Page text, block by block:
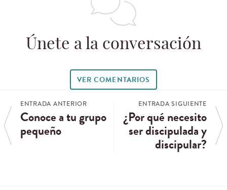
Únete a la conversación
VER COMENTARIOS
ENTRADA ANTERIOR
Conoce a tu grupo
pequeño
ENTRADA SIGUIENTE
¿Por qué necesito
ser discipulada y
discipular?